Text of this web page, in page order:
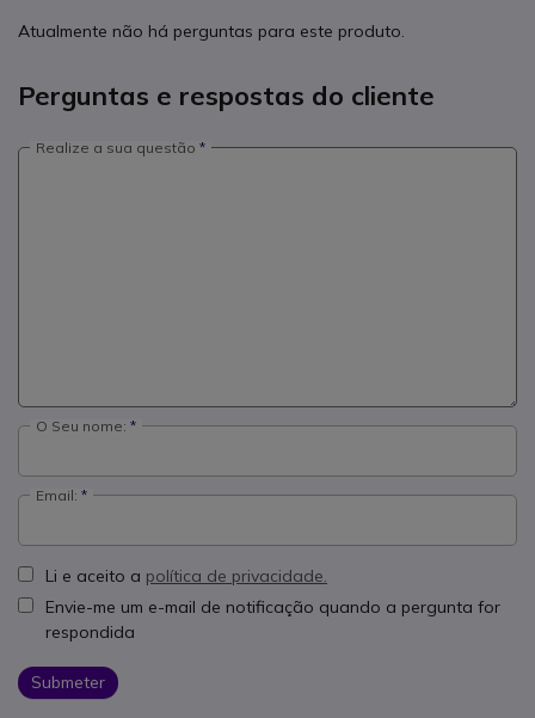
Atualmente não há perguntas para este produto.
Perguntas e respostas do cliente
Realize a sua questão
O Seu nome:
Email:
Li e aceito a política de privacidade.
Envie-me um e-mail de notificação quando a pergunta for
respondida
Submeter